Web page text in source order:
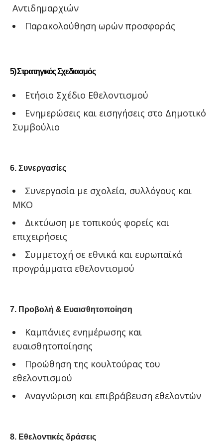
Αντιδημαρχιών
Παρακολούθηση ωρών προσφοράς
5) Στρατηγικός Σχεδιασμός
Ετήσιο Σχέδιο Εθελοντισμού
Ενημερώσεις και εισηγήσεις στο Δημοτικό
Συμβούλιο
6. Συνεργασίες
Συνεργασία με σχολεία, συλλόγους και
ΜΚΟ
Δικτύωση με τοπικούς φορείς και
επιχειρήσεις
Συμμετοχή σε εθνικά και ευρωπαϊκά
προγράμματα εθελοντισμού
7. Προβολή & Ευαισθητοποίηση
Καμπάνιες ενημέρωσης και
ευαισθητοποίησης
Προώθηση της κουλτούρας του
εθελοντισμού
Αναγνώριση και επιβράβευση εθελοντών
8. Εθελοντικές δράσεις